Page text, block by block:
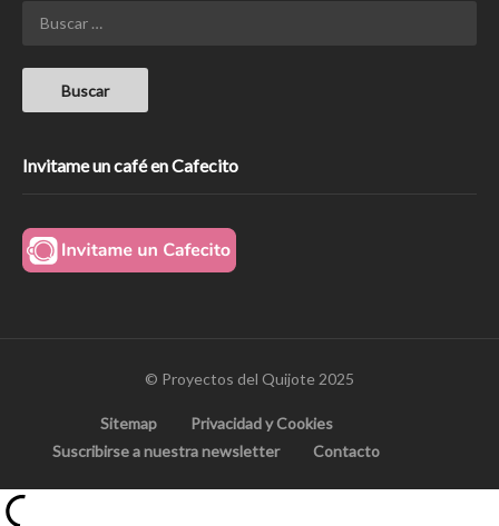
Invitame un café en Cafecito
© Proyectos del Quijote 2025
Sitemap
Privacidad y Cookies
Suscribirse a nuestra newsletter
Contacto